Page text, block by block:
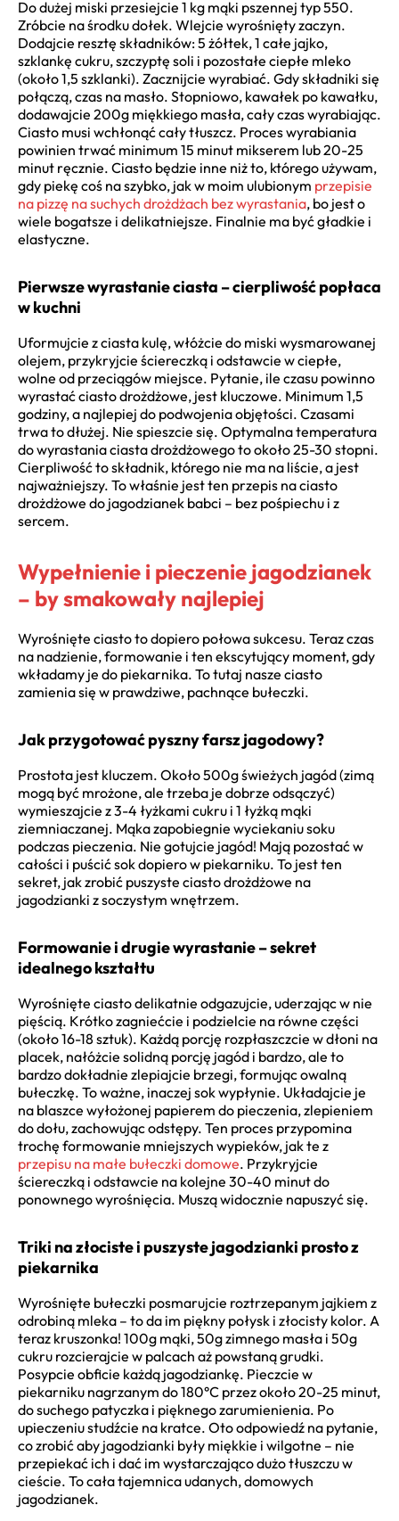
Do dużej miski przesiejcie 1 kg mąki pszennej typ 550.
Zróbcie na środku dołek. Wlejcie wyrośnięty zaczyn.
Dodajcie resztę składników: 5 żółtek, 1 całe jajko,
szklankę cukru, szczyptę soli i pozostałe ciepłe mleko
(około 1,5 szklanki). Zacznijcie wyrabiać. Gdy składniki się
połączą, czas na masło. Stopniowo, kawałek po kawałku,
dodawajcie 200g miękkiego masła, cały czas wyrabiając.
Ciasto musi wchłonąć cały tłuszcz. Proces wyrabiania
powinien trwać minimum 15 minut mikserem lub 20-25
minut ręcznie. Ciasto będzie inne niż to, którego używam,
gdy piekę coś na szybko, jak w moim ulubionym przepisie
na pizzę na suchych drożdżach bez wyrastania, bo jest o
wiele bogatsze i delikatniejsze. Finalnie ma być gładkie i
elastyczne.
Pierwsze wyrastanie ciasta – cierpliwość popłaca
w kuchni
Uformujcie z ciasta kulę, włóżcie do miski wysmarowanej
olejem, przykryjcie ściereczką i odstawcie w ciepłe,
wolne od przeciągów miejsce. Pytanie, ile czasu powinno
wyrastać ciasto drożdżowe, jest kluczowe. Minimum 1,5
godziny, a najlepiej do podwojenia objętości. Czasami
trwa to dłużej. Nie spieszcie się. Optymalna temperatura
do wyrastania ciasta drożdżowego to około 25-30 stopni.
Cierpliwość to składnik, którego nie ma na liście, a jest
najważniejszy. To właśnie jest ten przepis na ciasto
drożdżowe do jagodzianek babci – bez pośpiechu i z
sercem.
Wypełnienie i pieczenie jagodzianek
– by smakowały najlepiej
Wyrośnięte ciasto to dopiero połowa sukcesu. Teraz czas
na nadzienie, formowanie i ten ekscytujący moment, gdy
wkładamy je do piekarnika. To tutaj nasze ciasto
zamienia się w prawdziwe, pachnące bułeczki.
Jak przygotować pyszny farsz jagodowy?
Prostota jest kluczem. Około 500g świeżych jagód (zimą
mogą być mrożone, ale trzeba je dobrze odsączyć)
wymieszajcie z 3-4 łyżkami cukru i 1 łyżką mąki
ziemniaczanej. Mąka zapobiegnie wyciekaniu soku
podczas pieczenia. Nie gotujcie jagód! Mają pozostać w
całości i puścić sok dopiero w piekarniku. To jest ten
sekret, jak zrobić puszyste ciasto drożdżowe na
jagodzianki z soczystym wnętrzem.
Formowanie i drugie wyrastanie – sekret
idealnego kształtu
Wyrośnięte ciasto delikatnie odgazujcie, uderzając w nie
pięścią. Krótko zagniećcie i podzielcie na równe części
(około 16-18 sztuk). Każdą porcję rozpłaszczcie w dłoni na
placek, nałóżcie solidną porcję jagód i bardzo, ale to
bardzo dokładnie zlepiajcie brzegi, formując owalną
bułeczkę. To ważne, inaczej sok wypłynie. Układajcie je
na blaszce wyłożonej papierem do pieczenia, zlepieniem
do dołu, zachowując odstępy. Ten proces przypomina
trochę formowanie mniejszych wypieków, jak te z
przepisu na małe bułeczki domowe. Przykryjcie
ściereczką i odstawcie na kolejne 30-40 minut do
ponownego wyrośnięcia. Muszą widocznie napuszyć się.
Triki na złociste i puszyste jagodzianki prosto z
piekarnika
Wyrośnięte bułeczki posmarujcie roztrzepanym jajkiem z
odrobiną mleka – to da im piękny połysk i złocisty kolor. A
teraz kruszonka! 100g mąki, 50g zimnego masła i 50g
cukru rozcierajcie w palcach aż powstaną grudki.
Posypcie obficie każdą jagodziankę. Pieczcie w
piekarniku nagrzanym do 180°C przez około 20-25 minut,
do suchego patyczka i pięknego zarumienienia. Po
upieczeniu studźcie na kratce. Oto odpowiedź na pytanie,
co zrobić aby jagodzianki były miękkie i wilgotne – nie
przepiekać ich i dać im wystarczająco dużo tłuszczu w
cieście. To cała tajemnica udanych, domowych
jagodzianek.